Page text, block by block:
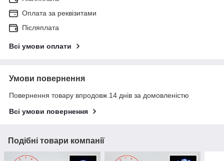
Оплата за реквізитами
Післяплата
Всі умови оплати
Умови повернення
Повернення товару впродовж 14 днів за домовленістю
Всі умови повернення
Подібні товари компанії